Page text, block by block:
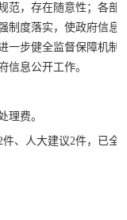
范，存在随意性；各部
制度落实，使政府信息
一步健全监督保障机制
信息公开工作。
理费。
、人大建议2件，已全